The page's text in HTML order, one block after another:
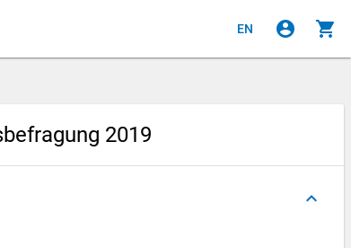
EN account_circle shopping_cart
2019
keyboard_arrow_up